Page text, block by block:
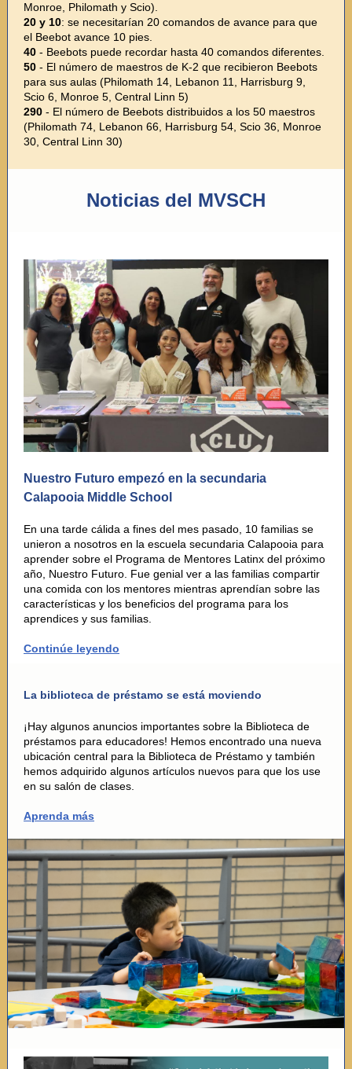
Monroe, Philomath y Scio).
20 y 10: se necesitarían 20 comandos de avance para que
el Beebot avance 10 pies.
40 - Beebots puede recordar hasta 40 comandos diferentes.
50 - El número de maestros de K-2 que recibieron Beebots
para sus aulas (Philomath 14, Lebanon 11, Harrisburg 9,
Scio 6, Monroe 5, Central Linn 5)
290 - El número de Beebots distribuidos a los 50 maestros
(Philomath 74, Lebanon 66, Harrisburg 54, Scio 36, Monroe
30, Central Linn 30)
Noticias del MVSCH
Nuestro Futuro empezó en la secundaria
Calapooia Middle School
En una tarde cálida a fines del mes pasado, 10 familias se
unieron a nosotros en la escuela secundaria Calapooia para
aprender sobre el Programa de Mentores Latinx del próximo
año, Nuestro Futuro. Fue genial ver a las familias compartir
una comida con los mentores mientras aprendían sobre las
características y los beneficios del programa para los
aprendices y sus familias.
Continúe leyendo
La biblioteca de préstamo se está moviendo
¡Hay algunos anuncios importantes sobre la Biblioteca de
préstamos para educadores! Hemos encontrado una nueva
ubicación central para la Biblioteca de Préstamo y también
hemos adquirido algunos artículos nuevos para que los use
en su salón de clases.
Aprenda más